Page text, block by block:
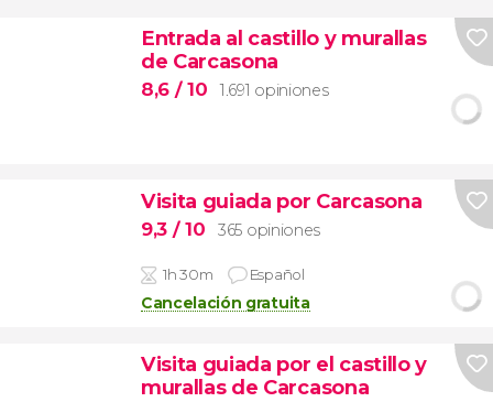
Entrada al castillo y murallas
de Carcasona
8,6 / 10 1.691 opiniones
Visita guiada por Carcasona
9,3 / 10 365 opiniones
1h 30m Español
Cancelación gratuita
Visita guiada por el castillo y
murallas de Carcasona